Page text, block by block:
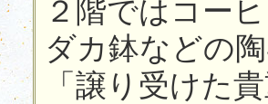
２階ではコー
ダカ鉢などの
「譲り受けた